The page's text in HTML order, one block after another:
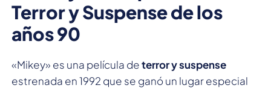
Terror y Suspense de los
años 90
«Mikey» es una película deterror y suspense
estrenada en 1992 que se ganó un lugar especial